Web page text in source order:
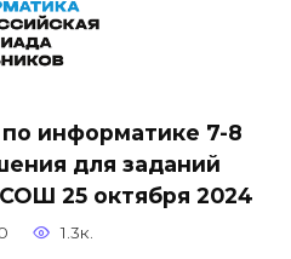
информатике 7-8
для заданий
25 октября 2024
1.3к.